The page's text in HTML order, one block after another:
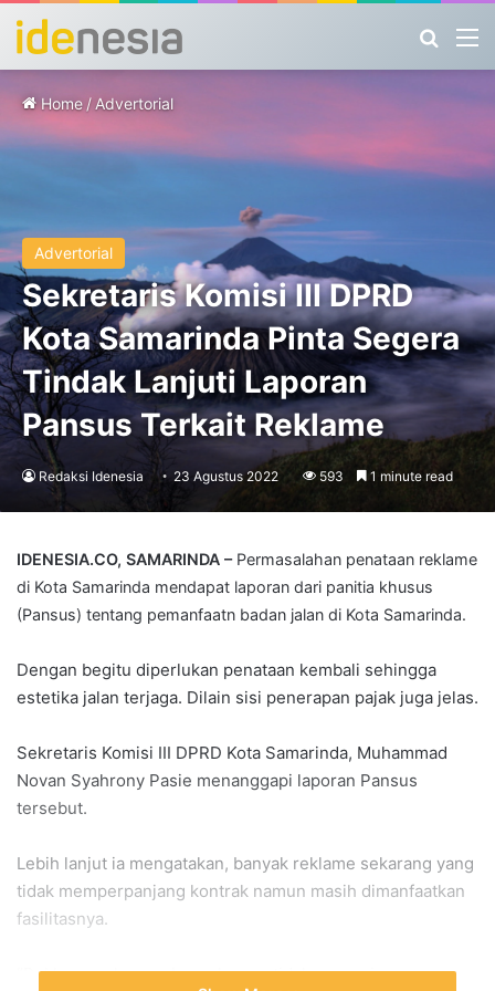
Home / Advertorial
Advertorial
Sekretaris Komisi III DPRD
Kota Samarinda Pinta Segera
Tindak Lanjuti Laporan
Pansus Terkait Reklame
Redaksi Idenesia 23 Agustus 2022 593 1 minute read
IDENESIA.CO, SAMARINDA – Permasalahan penataan reklame
di Kota Samarinda mendapat laporan dari panitia khusus
(Pansus) tentang pemanfaatn badan jalan di Kota Samarinda.
Dengan begitu diperlukan penataan kembali sehingga
estetika jalan terjaga. Dilain sisi penerapan pajak juga jelas.
Sekretaris Komisi III DPRD Kota Samarinda, Muhammad
Novan Syahrony Pasie menanggapi laporan Pansus
tersebut.
Lebih lanjut ia mengatakan, banyak reklame sekarang yang
tidak memperpanjang kontrak namun masih dimanfaatkan
fasilitasnya.
“Reklame sekarang banyak yang tidak perpanjang